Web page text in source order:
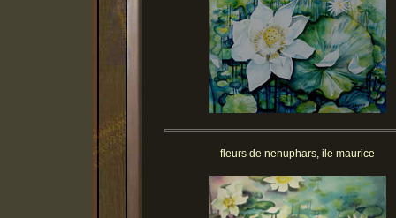
fleurs de nenuphars, ile maurice